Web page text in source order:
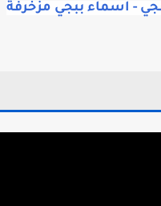
- اسماء ببجي مزخرفة